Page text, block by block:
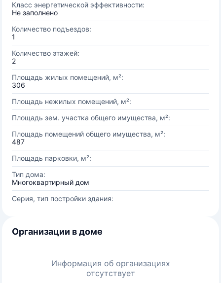
Класс энергетической эффективности:
Не заполнено
Количество подъездов:
1
Количество этажей:
2
Площадь жилых помещений, м²:
306
Площадь нежилых помещений, м²:
Площадь зем. участка общего имущества, м²:
Площадь помещений общего имущества, м²:
487
Площадь парковки, м²:
Тип дома:
Многоквартирный дом
Серия, тип постройки здания:
Организации в доме
Информация об организациях
отсутствует